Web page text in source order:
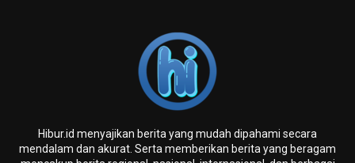
Hibur.id menyajikan berita yang mudah dipahami secara
mendalam dan akurat. Serta memberikan berita yang beragam